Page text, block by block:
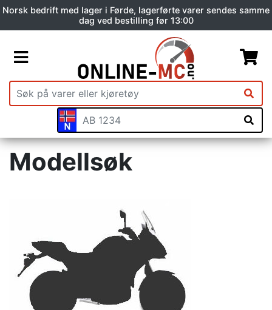
Norsk bedrift med lager i Førde, lagerførte varer sendes samme
dag ved bestilling før 13:00
Modellsøk